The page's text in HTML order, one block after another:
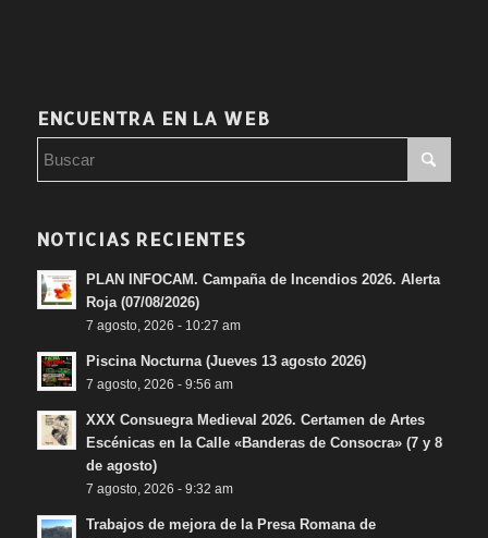
ENCUENTRA EN LA WEB
NOTICIAS RECIENTES
PLAN INFOCAM. Campaña de Incendios 2026. Alerta
Roja (07/08/2026)
7 agosto, 2026 - 10:27 am
Piscina Nocturna (Jueves 13 agosto 2026)
7 agosto, 2026 - 9:56 am
XXX Consuegra Medieval 2026. Certamen de Artes
Escénicas en la Calle «Banderas de Consocra» (7 y 8
de agosto)
7 agosto, 2026 - 9:32 am
Trabajos de mejora de la Presa Romana de